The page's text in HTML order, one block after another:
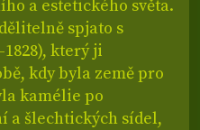
a estetického světa.
spjato s
který ji
kdy byla země pro
kamélie po
a šlechtických sídel,